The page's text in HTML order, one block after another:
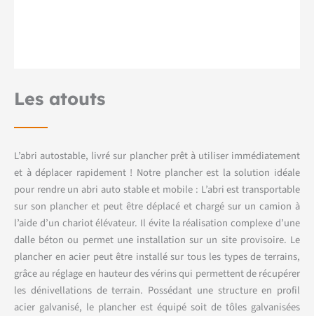
Les atouts
L’abri autostable, livré sur plancher prêt à utiliser immédiatement
et à déplacer rapidement ! Notre plancher est la solution idéale
pour rendre un abri auto stable et mobile : L’abri est transportable
sur son plancher et peut être déplacé et chargé sur un camion à
l’aide d’un chariot élévateur. Il évite la réalisation complexe d’une
dalle béton ou permet une installation sur un site provisoire. Le
plancher en acier peut être installé sur tous les types de terrains,
grâce au réglage en hauteur des vérins qui permettent de récupérer
les dénivellations de terrain. Possédant une structure en profil
acier galvanisé, le plancher est équipé soit de tôles galvanisées